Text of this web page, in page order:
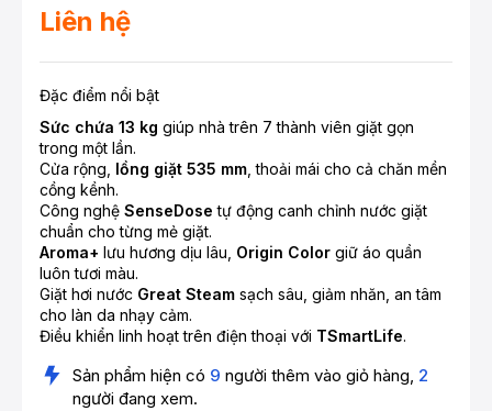
Liên hệ
Đặc điểm nổi bật
Sức chứa 13 kg giúp nhà trên 7 thành viên giặt gọn
trong một lần.
Cửa rộng, lồng giặt 535 mm, thoải mái cho cả chăn mền
cồng kềnh.
Công nghệ SenseDose tự động canh chỉnh nước giặt
chuẩn cho từng mẻ giặt.
Aroma+ lưu hương dịu lâu, Origin Color giữ áo quần
luôn tươi màu.
Giặt hơi nước Great Steam sạch sâu, giảm nhăn, an tâm
cho làn da nhạy cảm.
Điều khiển linh hoạt trên điện thoại với TSmartLife.
Sản phẩm hiện có 9 người thêm vào giỏ hàng, 2
người đang xem.